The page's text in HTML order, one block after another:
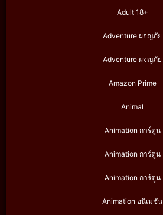
Adult 18+
Adventure ผจญภัย
Adventure ผจญภัย
Amazon Prime
Animal
Animation การ์ตูน
Animation การ์ตูน
Animation การ์ตูน
Animation อนิเมชั่น